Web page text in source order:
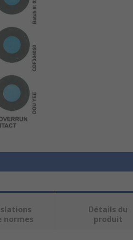
normes
Détails du
produit